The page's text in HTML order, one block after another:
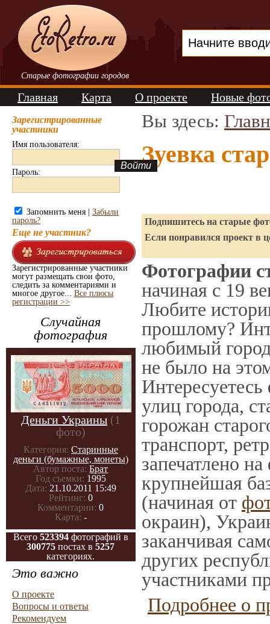
Старые фотографии городов
Главная Карта О проекте Новые
Зарегистрированные
участники
Имя пользователя:
Пароль:
Запомнить меня | Забыли
пароль?
Еще не участник?
Зарегистрированные участники
могут размещать свои фото,
следить за комментариями и
многое другое... Все плюсы
регистрации >>
Случайная
фотография
Деньги Украины (1
фото)
Категория: Старинные
деньги (бумажные, монеты)
Автор поста: Брат
Год съемки: 1995
Дата: 21.10.2011 15:49
Рейтинг: 0
Комментарии: 0
Карта: -
Всего 523394 фотографий в
300775 постах в5257
категориях.
Это важно
О проекте
Вопросы и ответы
Рекомендуем
Вы здесь:
Зуевка
Подпишитесь на старые
Если понравился проект в
Фотографии
начиная с 19
Любите
прошлому?
любимый
не было на
Интересуетесь
улиц города,
горожан
транспорт,
запечатлено
крупнейшая
(начиная от
окраин),
заканчивая
других
участниками
Подробнее о